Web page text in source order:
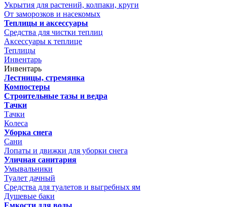
Укрытия для растений, колпаки, круги
От заморозков и насекомых
Теплицы и аксессуары
Средства для чистки теплиц
Аксессуары к теплице
Теплицы
Инвентарь
Инвентарь
Лестницы, стремянка
Компостеры
Строительные тазы и ведра
Тачки
Тачки
Колеса
Уборка снега
Сани
Лопаты и движки для уборки снега
Уличная санитария
Умывальники
Туалет дачный
Средства для туалетов и выгребных ям
Душевые баки
Емкости для воды